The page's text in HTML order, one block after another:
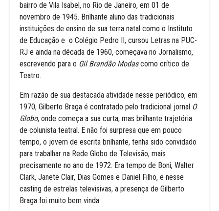
bairro de Vila Isabel, no Rio de Janeiro, em 01 de
novembro de 1945. Brilhante aluno das tradicionais
instituições de ensino de sua terra natal como o Instituto
de Educação e o Colégio Pedro II, cursou Letras na PUC-
RJ e ainda na década de 1960, começava no Jornalismo,
escrevendo para o Gil Brandão Modascomo crítico de
Teatro.
Em razão de sua destacada atividade nesse periódico, em
1970, Gilberto Braga é contratado pelo tradicional jornal O
Globo, onde começa a sua curta, mas brilhante trajetória
de colunista teatral. E não foi surpresa que em pouco
tempo, o jovem de escrita brilhante, tenha sido convidado
para trabalhar na Rede Globo de Televisão, mais
precisamente no ano de 1972. Era tempo de Boni, Walter
Clark, Janete Clair, Dias Gomes e Daniel Filho, e nesse
casting de estrelas televisivas, a presença de Gilberto
Braga foi muito bem vinda.